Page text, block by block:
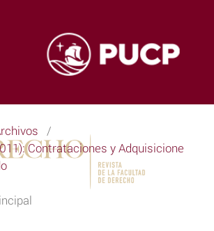
/
Contrataciones y Adquisicione